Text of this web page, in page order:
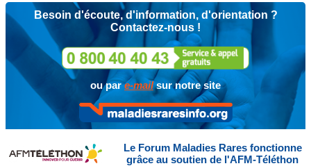
Besoin d'écoute, d'information, d'orientation ?
Contactez-nous !
ou pare-mailsur notre site
Le Forum Maladies Rares fonctionne
grâce au soutien de l'AFM-Téléthon